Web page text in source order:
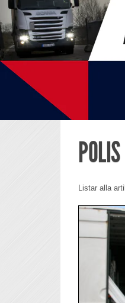
POLIS
Listar alla